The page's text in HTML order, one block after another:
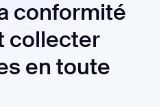
conformité
collecter
en toute